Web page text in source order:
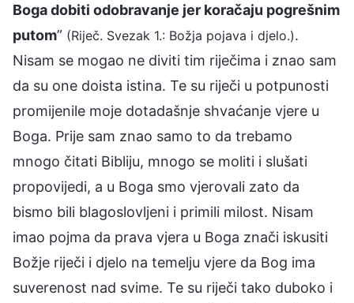
Boga dobiti odobravanje jer koračaju pogrešnim
putom” (Riječ. Svezak 1.: Božja pojava i djelo.).
Nisam se mogao ne diviti tim riječima i znao sam
da su one doista istina. Te su riječi u potpunosti
promijenile moje dotadašnje shvaćanje vjere u
Boga. Prije sam znao samo to da trebamo
mnogo čitati Bibliju, mnogo se moliti i slušati
propovijedi, a u Boga smo vjerovali zato da
bismo bili blagoslovljeni i primili milost. Nisam
imao pojma da prava vjera u Boga znači iskusiti
Božje riječi i djelo na temelju vjere da Bog ima
suverenost nad svime. Te su riječi tako duboko i